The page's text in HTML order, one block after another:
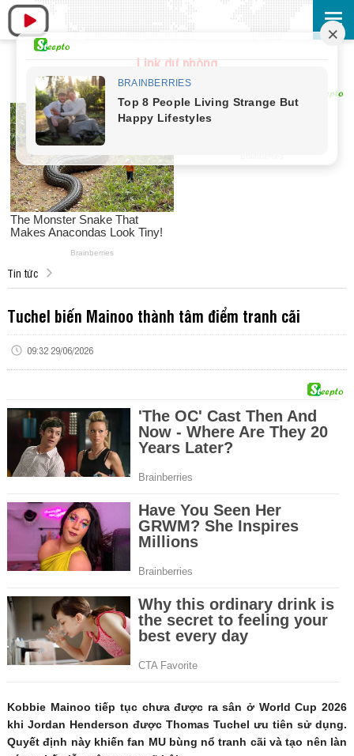
Link dự phòng
Tin tức
Tuchel biến Mainoo thành tâm điểm tranh cãi
09:32 29/06/2026
Kobbie Mainoo tiếp tục chưa được ra sân ở World Cup 2026
khi Jordan Henderson được Thomas Tuchel ưu tiên sử dụng.
Quyết định này khiến fan MU bùng nổ tranh cãi và tạo nên làn